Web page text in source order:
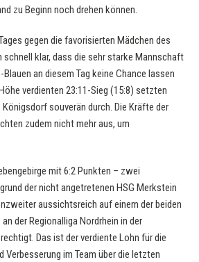
zu Beginn noch drehen können.
gegen die favorisierten Mädchen des
schnell klar, dass die sehr starke Mannschaft
an diesem Tag keine Chance lassen
verdienten 23:11-Sieg (15:8) setzten
souverän durch. Die Kräfte der
zudem nicht mehr aus, um
mit 6:2 Punkten – zwei
der nicht angetretenen HSG Merkstein
aussichtsreich auf einem der beiden
der Regionalliga Nordrhein in der
Das ist der verdiente Lohn für die
im Team über die letzten